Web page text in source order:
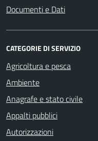
Documenti e Dati
CATEGORIE DI SERVIZIO
Agricoltura e pesca
Ambiente
Anagrafe e stato civile
Appalti pubblici
Autorizzazioni